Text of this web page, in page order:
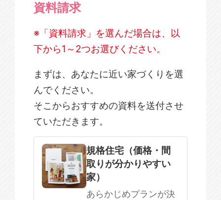
資料請求
※「資料請求」を選んだ場合は、以
下から1～2つお選びください。
まずは、あなたに近い家づくりを選
んでください。
そこからおすすめの資料を送付させ
ていただきます。
規格住宅
注文住宅
SOWOOD
まだ何も決まっていない
規格住宅（価格・間
取りが分かりやすい
家）
あらかじめプランが決